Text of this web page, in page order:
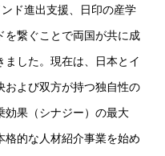
ド進出支援、日印の産学
を繋ぐことで両国が共に成
した。現在は、日本とイ
および双方が持つ独自性の
効果（シナジー）の最大
格的な人材紹介事業を始め